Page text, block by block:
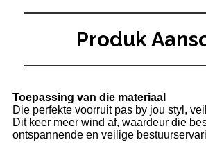
Produk
Toepassing van die materiaal
Die perfekte voorruit pas by jou styl,
Dit keer meer wind af, waardeur die
ontspannende en veilige